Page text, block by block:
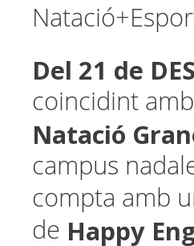
Del 21 de
coincidint
Natació
campus
compta amb
de Happy